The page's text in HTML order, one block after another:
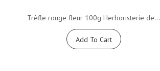
Trèfle rouge fleur 100g Herboristerie de...
Add To Cart